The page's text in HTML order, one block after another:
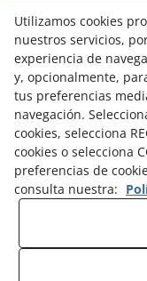
© 08/2026
reservados.
Utilizamos cookies
nuestros servicios,
experiencia de
y, opcionalmente,
tus preferencias
navegación.
cookies, selecciona
cookies o selecciona
preferencias de
consulta nuestra: